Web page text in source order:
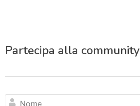
Partecipa alla community